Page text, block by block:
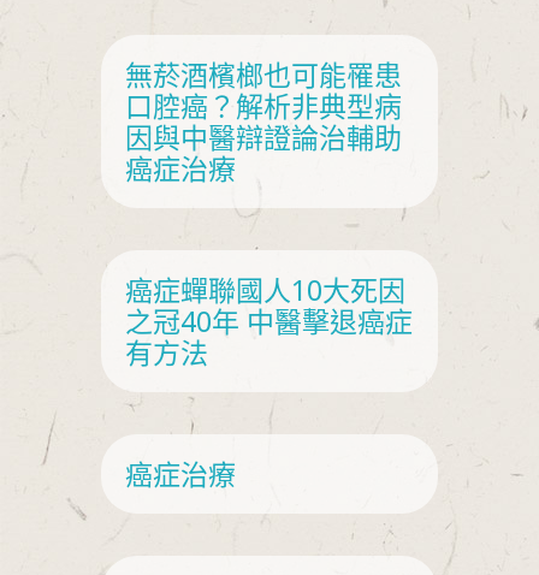
無菸酒檳榔也可能罹患
口腔癌？解析非典型病
因與中醫辯證論治輔助
癌症治療
癌症蟬聯國人10大死因
之冠40年 中醫擊退癌症
有方法
癌症治療